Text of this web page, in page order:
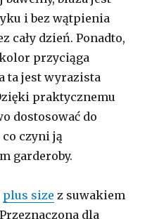
i bez wątpienia
cały dzień. Ponadto,
przyciąga
ta jest wyrazista
praktycznemu
dostosować do
czyni ją
garderoby.
plus size z suwakiem
dla